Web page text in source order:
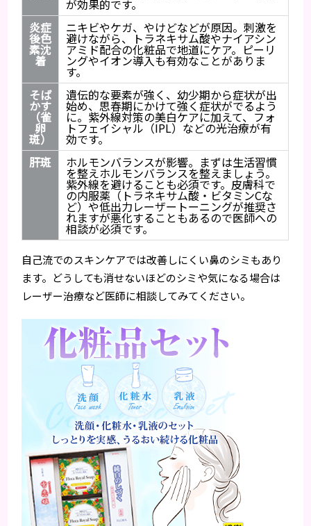
が効果的です。
炎症
後色
素沈
着
ニキビやケガ、やけどなどが原因。刺激を
避けながら、トラネキサム酸やナイアシン
アミド配合の化粧品で地道にケア。ピーリ
ングやイオン導入も有効なことがありま
す。
そば
かす
（雀
卵
斑）
遺伝的な要素が強く、幼少期から症状が出
始め、思春期にかけて強く症状がでるよう
に。紫外線対策の美白ケアに加えて、フォ
トフェイシャル（IPL）などの光治療が有
効です。
肝斑
ホルモンバランスが影響。まずは生活習慣
を整えホルモンバランスを整えましょう。
紫外線を避けることも必須です。皮膚科で
の内服薬（トラネキサム酸・ビタミンCな
ど）や低出力レーザートーニングが推奨さ
れますが悪化することもあるので医師への
相談が必須です。
自己流でのスキンケアでは改善しにくい鼻のシミもあり
ます。どうしても消せないほどのシミや気になる場合は
レーザー治療など医師に相談してみてください。